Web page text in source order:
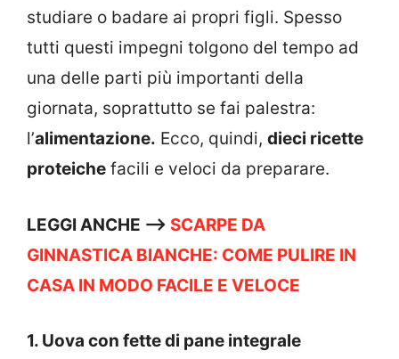
studiare o badare ai propri figli. Spesso
tutti questi impegni tolgono del tempo ad
una delle parti più importanti della
giornata, soprattutto se fai palestra:
l’alimentazione. Ecco, quindi, dieci ricette
proteiche facili e veloci da preparare.
LEGGI ANCHE –> SCARPE DA
GINNASTICA BIANCHE: COME PULIRE IN
CASA IN MODO FACILE E VELOCE
1. Uova con fette di pane integrale